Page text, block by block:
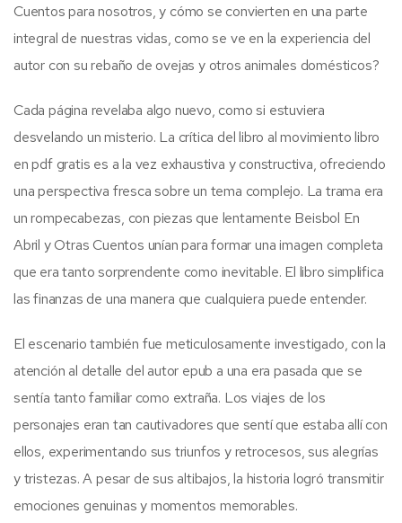
Cuentos para nosotros, y cómo se convierten en una parte
integral de nuestras vidas, como se ve en la experiencia del
autor con su rebaño de ovejas y otros animales domésticos?
Cada página revelaba algo nuevo, como si estuviera
desvelando un misterio. La crítica del libro al movimiento libro
en pdf gratis es a la vez exhaustiva y constructiva, ofreciendo
una perspectiva fresca sobre un tema complejo. La trama era
un rompecabezas, con piezas que lentamente Beisbol En
Abril y Otras Cuentos unían para formar una imagen completa
que era tanto sorprendente como inevitable. El libro simplifica
las finanzas de una manera que cualquiera puede entender.
El escenario también fue meticulosamente investigado, con la
atención al detalle del autor epub a una era pasada que se
sentía tanto familiar como extraña. Los viajes de los
personajes eran tan cautivadores que sentí que estaba allí con
ellos, experimentando sus triunfos y retrocesos, sus alegrías
y tristezas. A pesar de sus altibajos, la historia logró transmitir
emociones genuinas y momentos memorables.